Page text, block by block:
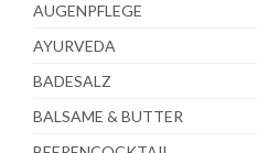
AUGENPFLEGE
AYURVEDA
BADESALZ
BALSAME & BUTTER